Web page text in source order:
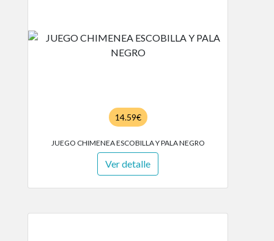
14.59€
JUEGO CHIMENEA ESCOBILLA Y PALA NEGRO
Ver detalle